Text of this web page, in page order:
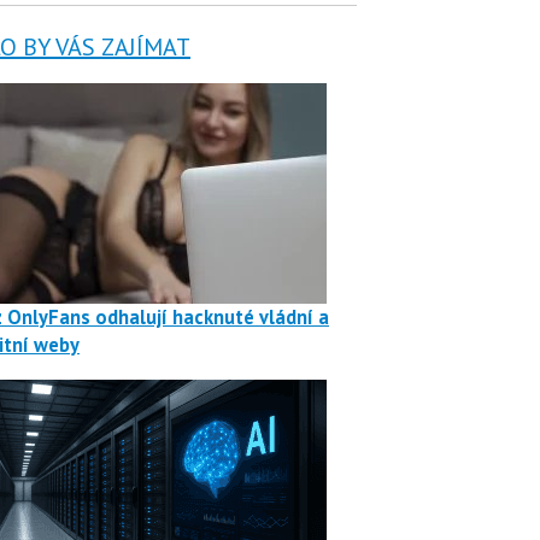
BY VÁS ZAJÍMAT
OnlyFans odhalují hacknuté vládní a
weby